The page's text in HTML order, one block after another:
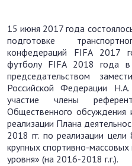
15 июня 2017 года
подготовке
конфедераций FIFA 2017
футболу FIFA 2018 года
председательством
Российской Федерации
участие члены
Общественного обсуждения
реализации Плана
2018 гг. по реализации
крупных спортивно-
уровня» (на 2016-2018 г.г.).